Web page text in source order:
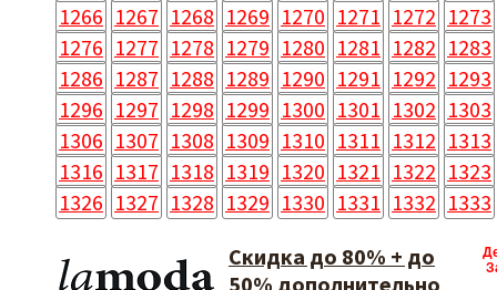
1266 1267 1268 1269 1270 1271 1272 1273
1276 1277 1278 1279 1280 1281 1282 1283
1286 1287 1288 1289 1290 1291 1292 1293
1296 1297 1298 1299 1300 1301 1302 1303
1306 1307 1308 1309 1310 1311 1312 1313
1316 1317 1318 1319 1320 1321 1322 1323
1326 1327 1328 1329 1330 1331 1332 1333
Скидка до 80% + до
50% дополнительно